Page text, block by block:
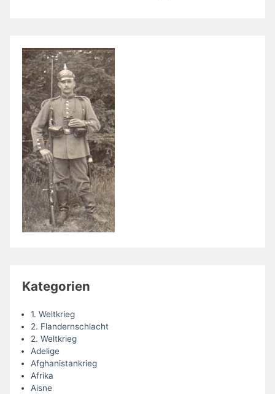
Kategorien
1. Weltkrieg
2. Flandernschlacht
2. Weltkrieg
Adelige
Afghanistankrieg
Afrika
Aisne